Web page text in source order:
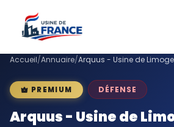
Accueil/Annuaire/Arquus - Usine de
PREMIUM DÉFENSE
Arquus - Usine de